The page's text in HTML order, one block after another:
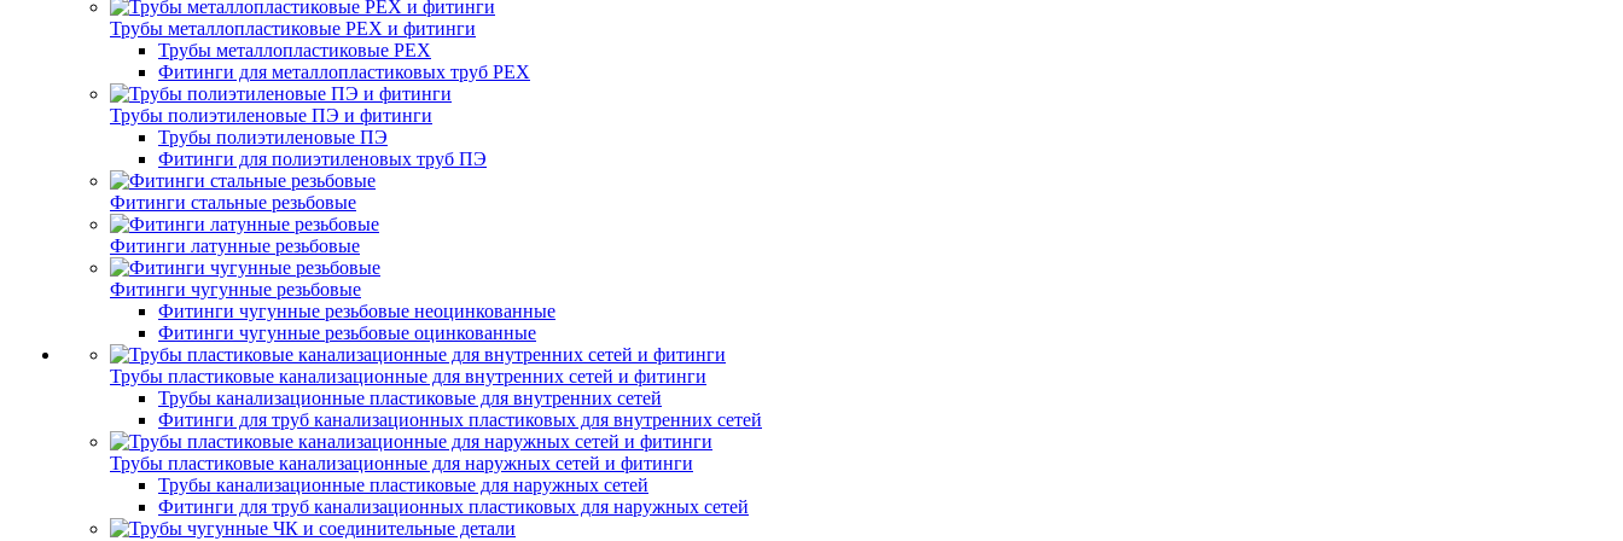
Трубы металлопластиковые PEX и фитинги
Трубы металлопластиковые PEX
Фитинги для металлопластиковых труб PEX
Трубы полиэтиленовые ПЭ и фитинги
Трубы полиэтиленовые ПЭ
Фитинги для полиэтиленовых труб ПЭ
Фитинги стальные резьбовые
Фитинги латунные резьбовые
Фитинги чугунные резьбовые
Фитинги чугунные резьбовые неоцинкованные
Фитинги чугунные резьбовые оцинкованные
Трубы пластиковые канализационные для внутренних сетей и фитинги
Трубы канализационные пластиковые для внутренних сетей
Фитинги для труб канализационных пластиковых для внутренних сетей
Трубы пластиковые канализационные для наружных сетей и фитинги
Трубы канализационные пластиковые для наружных сетей
Фитинги для труб канализационных пластиковых для наружных сетей